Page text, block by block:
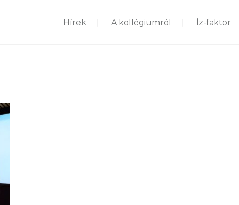
Hírek A kollégiumról Íz-faktor